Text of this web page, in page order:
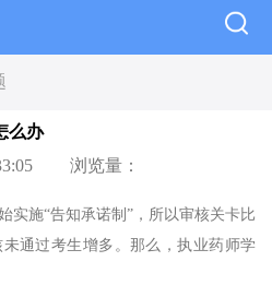
么办
浏览量：
施“告知承诺制”，所以审核关卡比
通过考生增多。那么，执业药师学